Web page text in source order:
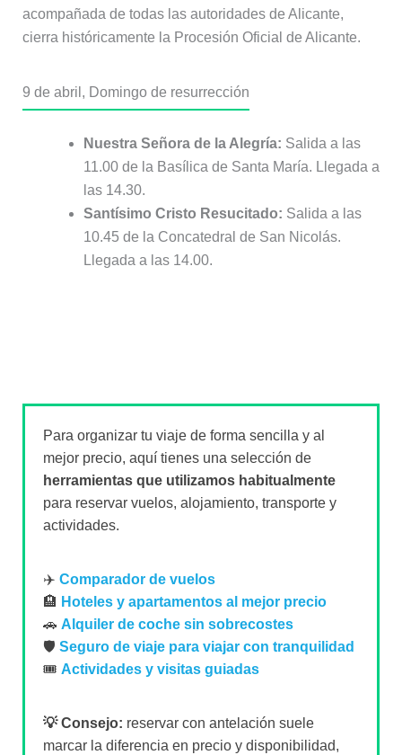
acompañada de todas las autoridades de Alicante,
cierra históricamente la Procesión Oficial de Alicante.
9 de abril, Domingo de resurrección
Nuestra Señora de la Alegría: Salida a las
11.00 de la Basílica de Santa María. Llegada a
las 14.30.
Santísimo Cristo Resucitado: Salida a las
10.45 de la Concatedral de San Nicolás.
Llegada a las 14.00.
Para organizar tu viaje de forma sencilla y al
mejor precio, aquí tienes una selección de
herramientas que utilizamos habitualmente
para reservar vuelos, alojamiento, transporte y
actividades.
✈️ Comparador de vuelos
🏨 Hoteles y apartamentos al mejor precio
🚗 Alquiler de coche sin sobrecostes
🛡️ Seguro de viaje para viajar con tranquilidad
🎟️ Actividades y visitas guiadas
💡 Consejo: reservar con antelación suele
marcar la diferencia en precio y disponibilidad,